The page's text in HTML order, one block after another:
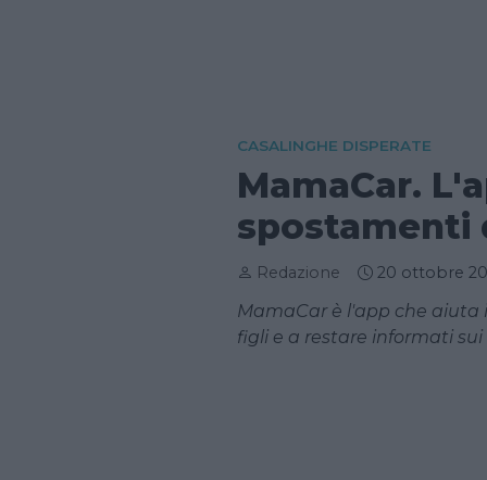
CASALINGHE DISPERATE
MamaCar.
spostamenti
Redazione 20 ottobre
MamaCar è l'app che aiuta
figli e a restare informati